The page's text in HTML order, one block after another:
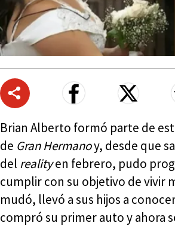
Brian Alberto formó parte de
de Gran Hermanoy, desde que
del realityen febrero, pudo
cumplir con su objetivo de vivir
mudó, llevó a sus hijos a
compró su primer auto y ahora